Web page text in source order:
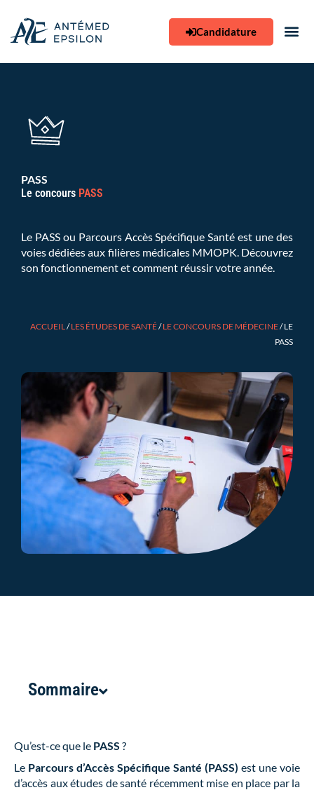
contenu
Candidature
PASS
Le concours PASS
Le PASS ou Parcours Accès Spécifique Santé est une des
voies dédiées aux filières médicales MMOPK. Découvrez
son fonctionnement et comment réussir votre année.
ACCUEIL/LES ÉTUDES DE SANTÉ/LE CONCOURS DE MÉDECINE/LE
PASS
Sommaire
Qu’est-ce que le PASS ?
Le Parcours d’Accès Spécifique Santé (PASS) est une voie
d’accès aux études de santé récemment mise en place par la